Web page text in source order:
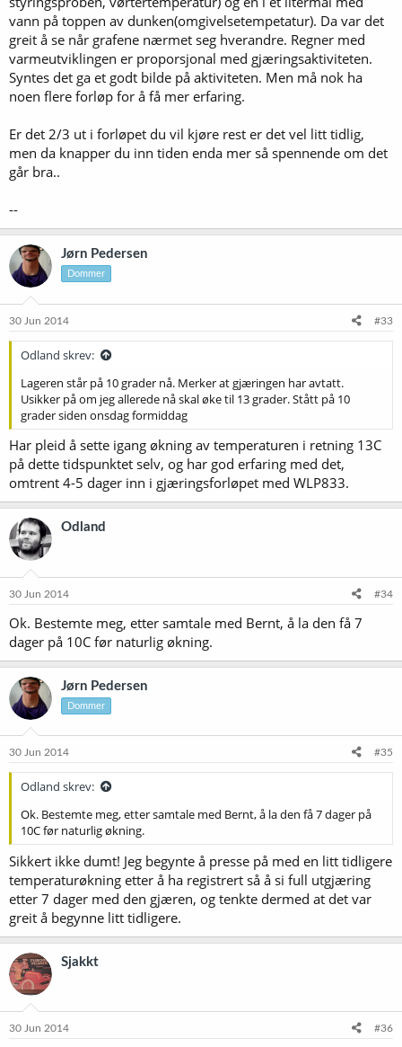
vann på toppen av dunken(omgivelsetempetatur). Da var det
greit å se når grafene nærmet seg hverandre. Regner med
varmeutviklingen er proporsjonal med gjæringsaktiviteten.
Syntes det ga et godt bilde på aktiviteten. Men må nok ha
noen flere forløp for å få mer erfaring.
Er det 2/3 ut i forløpet du vil kjøre rest er det vel litt tidlig,
men da knapper du inn tiden enda mer så spennende om det
går bra..
--
Jørn Pedersen
Dommer
30 Jun 2014 #33
Odland skrev:
Lageren står på 10 grader nå. Merker at gjæringen har avtatt.
Usikker på om jeg allerede nå skal øke til 13 grader. Stått på 10
grader siden onsdag formiddag
Har pleid å sette igang økning av temperaturen i retning 13C
på dette tidspunktet selv, og har god erfaring med det,
omtrent 4-5 dager inn i gjæringsforløpet med WLP833.
Odland
30 Jun 2014 #34
Ok. Bestemte meg, etter samtale med Bernt, å la den få 7
dager på 10C før naturlig økning.
Jørn Pedersen
Dommer
30 Jun 2014 #35
Odland skrev:
Ok. Bestemte meg, etter samtale med Bernt, å la den få 7 dager på
10C før naturlig økning.
Sikkert ikke dumt! Jeg begynte å presse på med en litt tidligere
temperaturøkning etter å ha registrert så å si full utgjæring
etter 7 dager med den gjæren, og tenkte dermed at det var
greit å begynne litt tidligere.
Sjakkt
30 Jun 2014 #36